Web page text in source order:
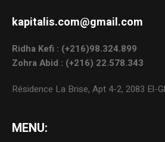
kapitalis.com@gmail.com
Ridha Kefi : (+216)98.324.899
Zohra Abid : (+216) 22.578.343
Résidence La Brise, Apt 4-2, 2083 El-
MENU: